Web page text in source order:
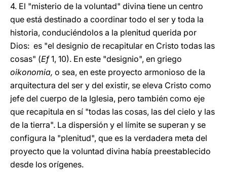
4. El "misterio de la voluntad" divina tiene un centro
que está destinado a coordinar todo el ser y toda la
historia, conduciéndolos a la plenitud querida por
Dios: es "el designio de recapitular en Cristo todas las
cosas" (Ef1, 10). En este "designio", en griego
oikonomia, o sea, en este proyecto armonioso de la
arquitectura del ser y del existir, se eleva Cristo como
jefe del cuerpo de la Iglesia, pero también como eje
que recapitula en sí "todas las cosas, las del cielo y las
de la tierra". La dispersión y el límite se superan y se
configura la "plenitud", que es la verdadera meta del
proyecto que la voluntad divina había preestablecido
desde los orígenes.